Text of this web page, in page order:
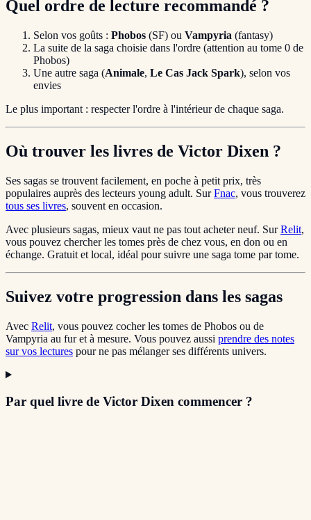
Quel ordre de lecture recommandé ?
Selon vos goûts : Phobos (SF) ou Vampyria (fantasy)
La suite de la saga choisie dans l'ordre (attention au tome 0 de
Phobos)
Une autre saga (Animale, Le Cas Jack Spark), selon vos
envies
Le plus important : respecter l'ordre à l'intérieur de chaque saga.
Où trouver les livres de Victor Dixen ?
Ses sagas se trouvent facilement, en poche à petit prix, très
populaires auprès des lecteurs young adult. SurFnac, vous trouverez
tous ses livres, souvent en occasion.
Avec plusieurs sagas, mieux vaut ne pas tout acheter neuf. SurRelit,
vous pouvez chercher les tomes près de chez vous, en don ou en
échange. Gratuit et local, idéal pour suivre une saga tome par tome.
Suivez votre progression dans les sagas
Avec Relit, vous pouvez cocher les tomes de Phobos ou de
Vampyria au fur et à mesure. Vous pouvez aussi prendre des notes
sur vos lectures pour ne pas mélanger ses différents univers.
Par quel livre de Victor Dixen commencer ?